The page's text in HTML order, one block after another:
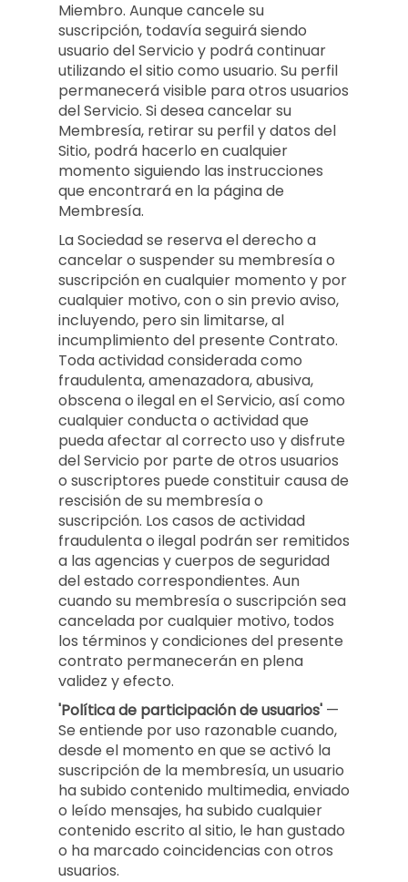
Miembro. Aunque cancele su
suscripción, todavía seguirá siendo
usuario del Servicio y podrá continuar
utilizando el sitio como usuario. Su perfil
permanecerá visible para otros usuarios
del Servicio. Si desea cancelar su
Membresía, retirar su perfil y datos del
Sitio, podrá hacerlo en cualquier
momento siguiendo las instrucciones
que encontrará en la página de
Membresía.
La Sociedad se reserva el derecho a
cancelar o suspender su membresía o
suscripción en cualquier momento y por
cualquier motivo, con o sin previo aviso,
incluyendo, pero sin limitarse, al
incumplimiento del presente Contrato.
Toda actividad considerada como
fraudulenta, amenazadora, abusiva,
obscena o ilegal en el Servicio, así como
cualquier conducta o actividad que
pueda afectar al correcto uso y disfrute
del Servicio por parte de otros usuarios
o suscriptores puede constituir causa de
rescisión de su membresía o
suscripción. Los casos de actividad
fraudulenta o ilegal podrán ser remitidos
a las agencias y cuerpos de seguridad
del estado correspondientes. Aun
cuando su membresía o suscripción sea
cancelada por cualquier motivo, todos
los términos y condiciones del presente
contrato permanecerán en plena
validez y efecto.
'Política de participación de usuarios' —
Se entiende por uso razonable cuando,
desde el momento en que se activó la
suscripción de la membresía, un usuario
ha subido contenido multimedia, enviado
o leído mensajes, ha subido cualquier
contenido escrito al sitio, le han gustado
o ha marcado coincidencias con otros
usuarios.